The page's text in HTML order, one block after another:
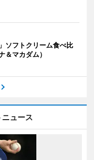
ソフトクリーム食べ比
＆マカダム）
ュース